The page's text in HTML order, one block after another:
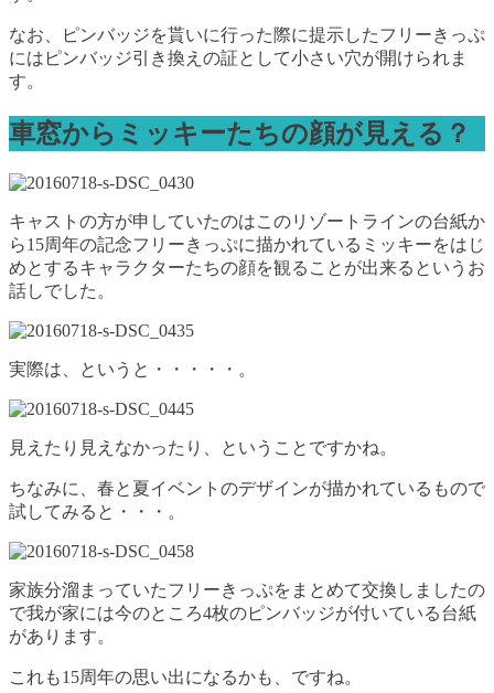
なお、ピンバッジを貰いに行った際に提示したフリーきっぷ
にはピンバッジ引き換えの証として小さい穴が開けられま
す。
車窓からミッキーたちの顔が見える？
キャストの方が申していたのはこのリゾートラインの台紙か
ら15周年の記念フリーきっぷに描かれているミッキーをはじ
めとするキャラクターたちの顔を観ることが出来るというお
話しでした。
実際は、というと・・・・・。
見えたり見えなかったり、ということですかね。
ちなみに、春と夏イベントのデザインが描かれているもので
試してみると・・・。
家族分溜まっていたフリーきっぷをまとめて交換しましたの
で我が家には今のところ4枚のピンバッジが付いている台紙
があります。
これも15周年の思い出になるかも、ですね。